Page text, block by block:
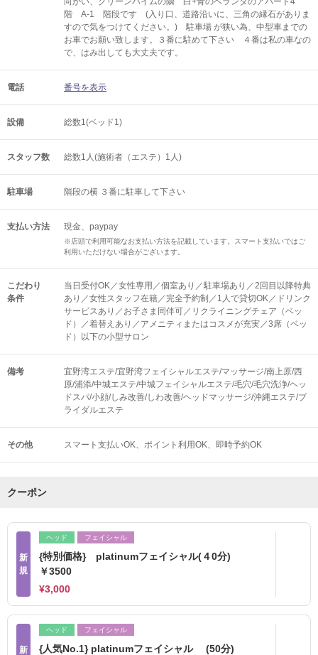
階 A-1 階段です (入り口、道路沿いに、三角の縁石がありま
すので気をつけてください。) 駐車場 が狭い為、中型車までの
お車でお願い致します。３番に駐めて下さい ４番は私の車なの
で、はみ出しても大丈夫です。
電話 番号を表示
設備 総数1(ベッド1)
スタッフ数 総数1人(施術者（エステ）1人)
駐車場 階段の横 ３番に駐車して下さい
支払い方法 現金、paypay
※店頭で利用可能なお支払い方法を記載しています。スマート支払いではご
利用いただけない場合がございます。
こだわり
条件
当日受付OK／女性専用／個室あり／駐車場あり／2回目以降特典
あり／女性スタッフ在籍／完全予約制／1人で貸切OK／ドリンク
サービスあり／お子さま同伴可／リクライニングチェア（ベッ
ド）／着替えあり／アメニティまたはコスメが充実／3席（ベッ
ド）以下の小型サロン
備考
宜野湾エステ/宜野湾フェイシャルエステ/マッサージ/南上原/西
原/浦添/中城エステ/中城フェイシャルエステ/毛穴/毛穴洗浄/ヘッ
ドスパ/小顔/しみ改善/しわ改善/ヘッドマッサージ/沖縄エステ/ブ
ライダルエステ
その他 スマート支払いOK ポイント利用OK 即時予約OK
クーポン
新
規
ヘッド フェイシャル
{特別価格} platinumフェイシャル(４0分)
￥3500
¥3,000
新
ヘッド フェイシャル
{人気No.1} pIatinumフェイシャル (50分)